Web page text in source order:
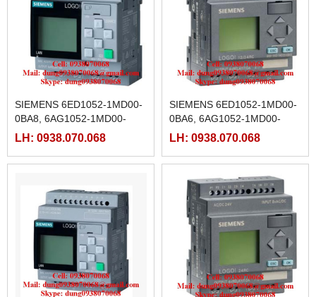
SIEMENS 6ED1052-1MD00-
0BA8, 6AG1052-1MD00-
7BA8
LH: 0938.070.068
SIEMENS 6ED1052-1MD00-
0BA6, 6AG1052-1MD00-
2BA6, 6AG1052-1MD00-
LH: 0938.070.068